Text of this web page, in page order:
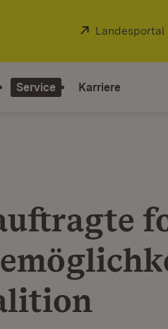
Extern:
Landesportal
Service Karriere